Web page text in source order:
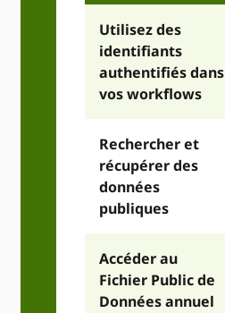
Utilisez des
identifiants
authentifiés dans
vos workflows
Rechercher et
récupérer des
données
publiques
Accéder au
Fichier Public de
Données annuel